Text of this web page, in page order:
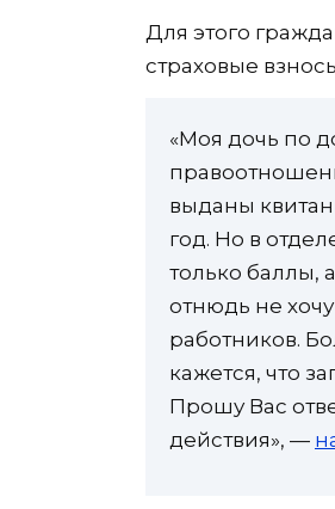
Для этого
страховые
«Моя дочь по
выданы
год. Но в
только баллы,
отнюдь не
работников.
кажется, что
Прошу Вас
действия», —